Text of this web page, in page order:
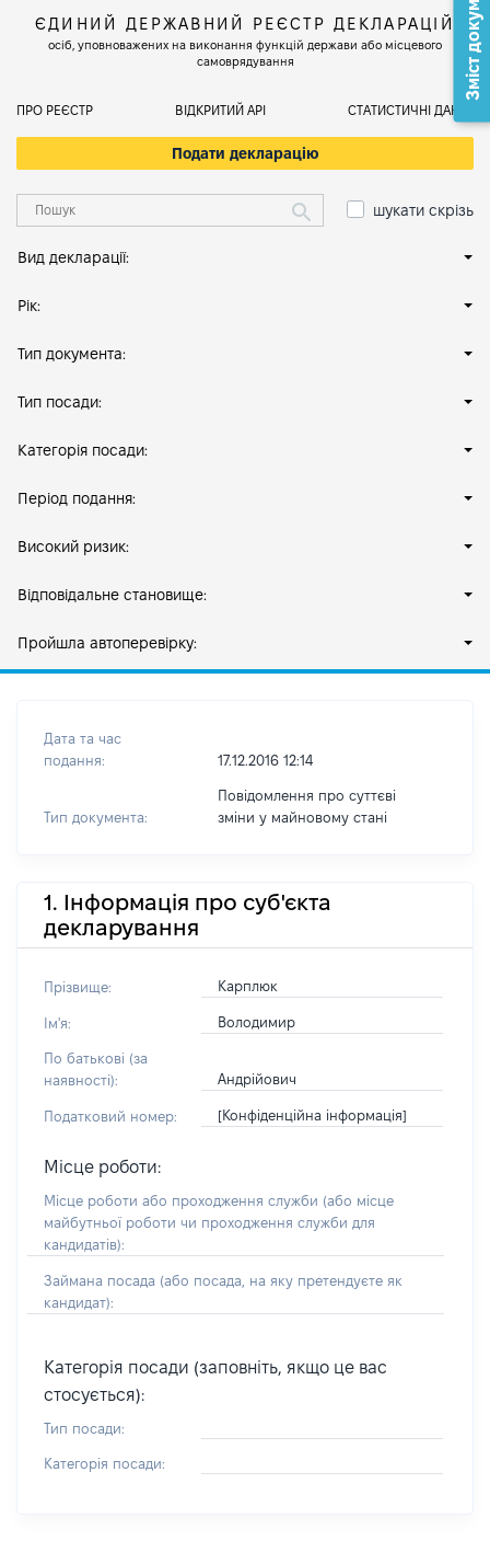
ЄДИНИЙ ДЕРЖАВНИЙ РЕЄСТР ДЕКЛАРАЦІЙ
осіб, уповноважених на виконання функцій держави або місцевого
самоврядування
ПРО РЕЄСТР ВІДКРИТИЙ АРІ СТАТИСТИЧНІ ДАНІ
Подати декларацію
шукати скрізь
Вид декларації:
Рік:
Тип документа:
Тип посади:
Категорія посади:
Період подання:
Високий ризик:
Відповідальне становище:
Пройшла автоперевірку:
Дата та час
подання:
17.12.2016 12:14
Тип документа:
Повідомлення про суттєві
зміни y майновому стані
1. Інформація про суб'єкта
декларування
Прізвище: Карплюк
Ім'я: Володимир
По батькові (за
наявності):
Андрійович
Податковий номер: [Конфіденційна інформація]
Місце роботи:
Місце роботи або проходження служби (або місце
майбутньої роботи чи проходження служби для
кандидатів):
Займана посада (або посада, на яку претендуєте як
кандидат):
Категорія посади (заповніть, якщо це вас
стосується):
Тип посади:
Категорія посади:
Зміст документа